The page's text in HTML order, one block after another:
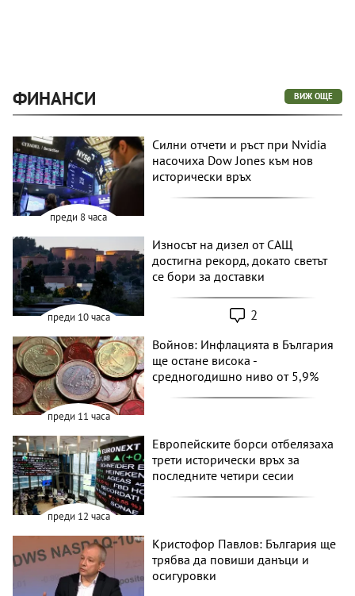
ФИНАНСИ ВИЖ ОЩЕ
преди 8 часа
Силни отчети и ръст при Nvidia
насочиха Dow Jones към нов
исторически връх
преди 10 часа
Износът на дизел от САЩ
достигна рекорд, докато светът
се бори за доставки
2
преди 11 часа
Войнов: Инфлацията в България
ще остане висока -
средногодишно ниво от 5,9%
преди 12 часа
Европейските борси отбелязаха
трети исторически връх за
последните четири сесии
Кристофор Павлов: България ще
трябва да повиши данъци и
осигуровки